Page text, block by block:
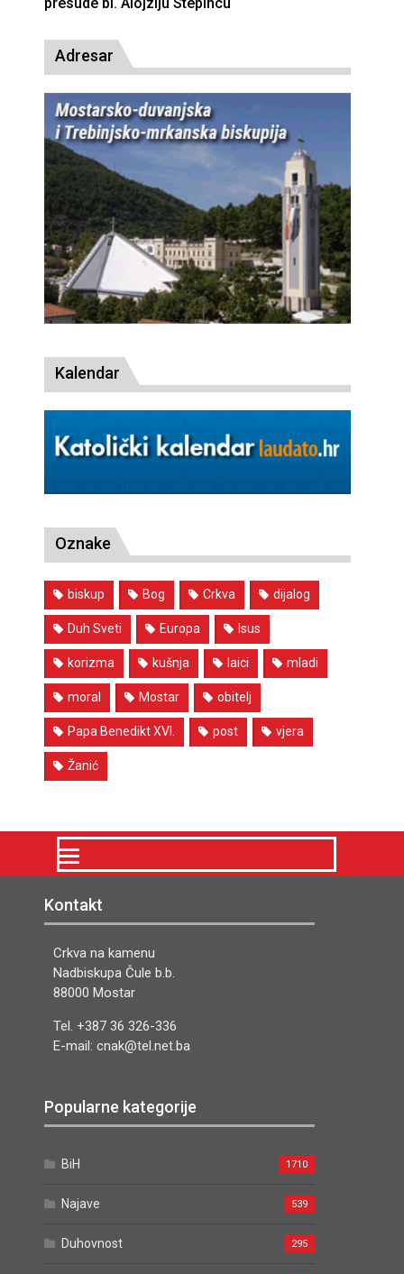
Adresar
Kalendar
Oznake
biskup Bog Crkva dijalog
Duh Sveti Europa Isus
korizma kušnja laici mladi
moral Mostar obitelj
Papa Benedikt XVI. post vjera
Žanić
Kontakt
Crkva na kamenu
Nadbiskupa Čule b.b.
88000 Mostar
Tel. +387 36 326-336
E-mail: cnak@tel.net.ba
Popularne kategorije
BiH 1710
Najave 539
Duhovnost 295